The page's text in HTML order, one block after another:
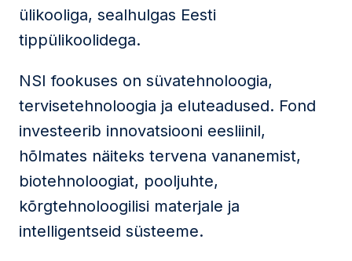
ülikooliga, sealhulgas Eesti
tippülikoolidega.
NSI fookuses on süvatehnoloogia,
tervisetehnoloogia ja eluteadused. Fond
investeerib innovatsiooni eesliinil,
hõlmates näiteks tervena vananemist,
biotehnoloogiat, pooljuhte,
kõrgtehnoloogilisi materjale ja
intelligentseid süsteeme.